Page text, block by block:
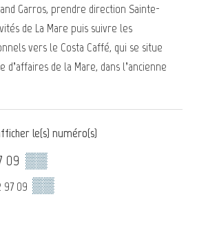
Garros, prendre direction Sainte-
de La Mare puis suivre les
vers le Costa Caffé, qui se situe
de la Mare, dans l’ancienne
le(s) numéro(s)
09 ▒▒
97 09 ▒▒